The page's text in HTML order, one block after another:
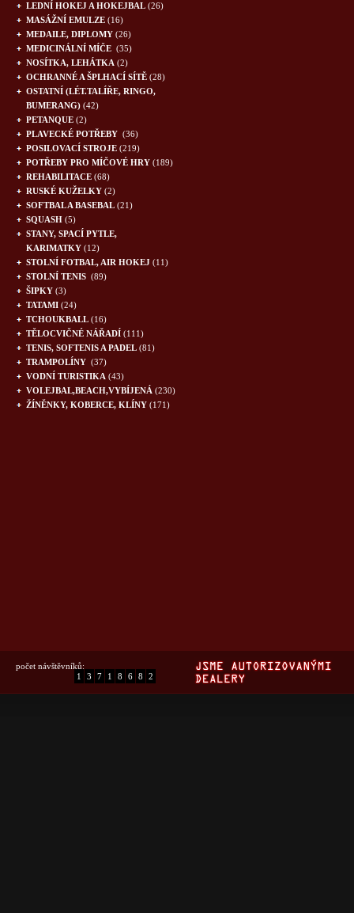
LEDNÍ HOKEJ A HOKEJBAL (26)
MASÁŽNÍ EMULZE (16)
MEDAILE, DIPLOMY (26)
MEDICINÁLNÍ MÍČE (35)
NOSÍTKA, LEHÁTKA (2)
OCHRANNÉ A ŠPLHACÍ SÍTĚ (28)
OSTATNÍ (LÉT.TALÍŘE, RINGO,
BUMERANG) (42)
PETANQUE (2)
PLAVECKÉ POTŘEBY (36)
POSILOVACÍ STROJE (219)
POTŘEBY PRO MÍČOVÉ HRY (189)
REHABILITACE (68)
RUSKÉ KUŽELKY (2)
SOFTBAL A BASEBAL (21)
SQUASH (5)
STANY, SPACÍ PYTLE,
KARIMATKY (12)
STOLNÍ FOTBAL, AIR HOKEJ (11)
STOLNÍ TENIS (89)
ŠIPKY (3)
TATAMI (24)
TCHOUKBALL (16)
TĚLOCVIČNÉ NÁŘADÍ (111)
TENIS, SOFTENIS A PADEL (81)
TRAMPOLÍNY (37)
VODNÍ TURISTIKA (43)
VOLEJBAL,BEACH,VYBÍJENÁ (230)
ŽÍNĚNKY, KOBERCE, KLÍNY (171)
počet návštěvníků:
1
3 7 1 8 6 8 2